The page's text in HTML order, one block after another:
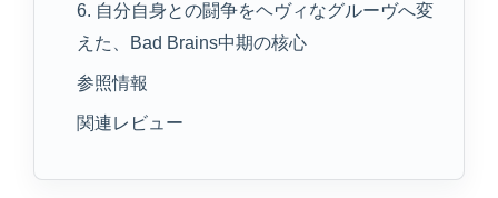
6. 自分自身との闘争をヘヴィなグルーヴへ変
えた、Bad Brains中期の核心
参照情報
関連レビュー